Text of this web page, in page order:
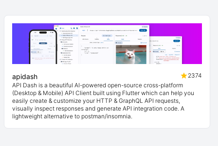
apidash
2374
API Dash is a beautiful AI-powered open-source cross-platform
(Desktop & Mobile) API Client built using Flutter which can help you
easily create & customize your HTTP & GraphQL API requests,
visually inspect responses and generate API integration code. A
lightweight alternative to postman/insomnia.